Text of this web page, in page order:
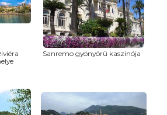
Sanremo gyönyörű kaszinója